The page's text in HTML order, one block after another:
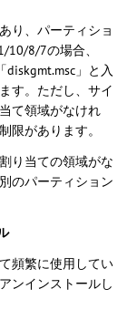
り、パーティショ
10/8/7の場合、
diskgmt.msc」と入
す。ただし、サイ
て領域がなけれ
限があります。
り当ての領域がな
のパーティション
頻繁に使用してい
ンインストールし